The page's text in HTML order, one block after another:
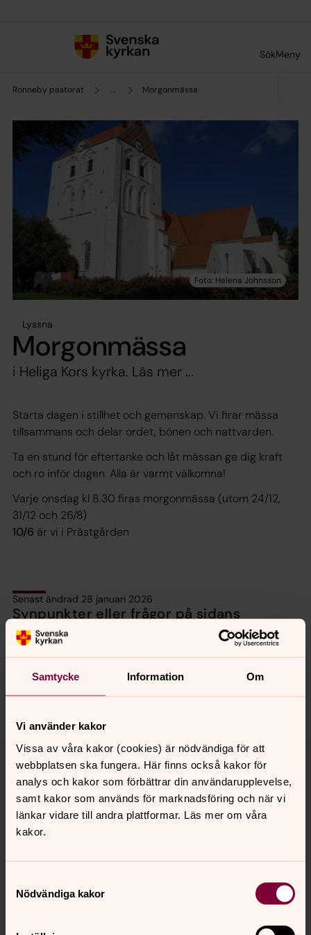
Samtycke Information Om
Vi använder kakor
Vissa av våra kakor (cookies) är nödvändiga för att
webbplatsen ska fungera. Här finns också kakor för
analys och kakor som förbättrar din användarupplevelse,
samt kakor som används för marknadsföring och när vi
länkar vidare till andra plattformar. Läs mer om våra
kakor.
Nödvändiga kakor
SökMeny
Ronneby pastorat ... Morgonmässa
Lyssna
Morgonmässa
i Heliga Kors kyrka. Läs mer ...
Starta dagen i stillhet och gemenskap. Vi firar mässa
tillsammans och delar ordet, bönen och nattvarden.
Ta en stund för eftertanke och låt mässan ge dig kraft
och ro inför dagen. Alla är varmt välkomna!
Varje onsdag kl 8.30 firas morgonmässa (utom 24/12,
31/12 och 26/8)
10/6 är vi i Prästgården
Senast ändrad 28 januari 2026
Synpunkter eller frågor på sidans
innehåll?
Dela
Tillbaka till toppen
Tillbaka till innehållet
Kontakt